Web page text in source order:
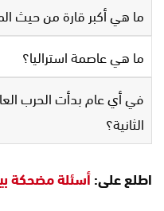
ما هي أكبر قارة من حيث
ما هي عاصمة استراليا؟
في أي عام بدأت الحرب
الثانية؟
اطلع على:أسئلة مضحكة